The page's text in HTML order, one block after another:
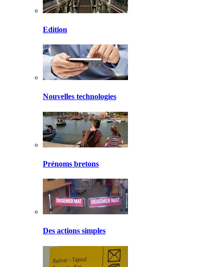
Edition
Nouvelles technologies
Prénoms bretons
Des actions simples